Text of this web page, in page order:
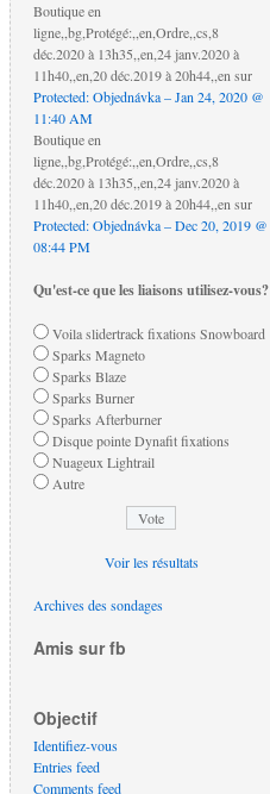
Boutique en
ligne,,bg,Protégé:,,en,Ordre,,cs,8
déc.2020 à 13h35,,en,24 janv.2020 à
11h40,,en,20 déc.2019 à 20h44,,en sur
Protected: Objednávka – Jan 24, 2020 @
11:40 AM
Boutique en
ligne,,bg,Protégé:,,en,Ordre,,cs,8
déc.2020 à 13h35,,en,24 janv.2020 à
11h40,,en,20 déc.2019 à 20h44,,en sur
Protected: Objednávka – Dec 20, 2019 @
08:44 PM
Qu'est-ce que les liaisons utilisez-vous?
Voila slidertrack fixations Snowboard
Sparks Magneto
Sparks Blaze
Sparks Burner
Sparks Afterburner
Disque pointe Dynafit fixations
Nuageux Lightrail
Autre
Voir les résultats
Archives des sondages
Amis sur fb
Objectif
Identifiez-vous
Entries feed
Comments feed